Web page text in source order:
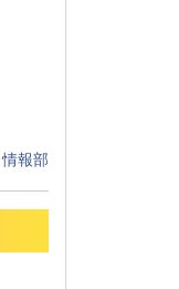
情報部